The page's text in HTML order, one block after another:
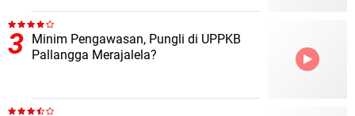
Minim Pengawasan, Pungli di UPPKB
Pallangga Merajalela?